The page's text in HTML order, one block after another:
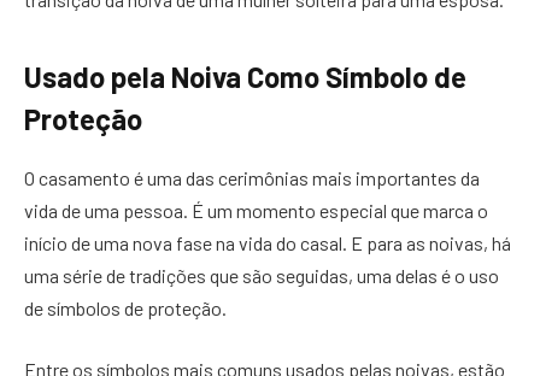
Usado pela Noiva Como Símbolo de
Proteção
O casamento é uma das cerimônias mais importantes da
vida de uma pessoa. É um momento especial que marca o
início de uma nova fase na vida do casal. E para as noivas, há
uma série de tradições que são seguidas, uma delas é o uso
de símbolos de proteção.
Entre os símbolos mais comuns usados pelas noivas, estão